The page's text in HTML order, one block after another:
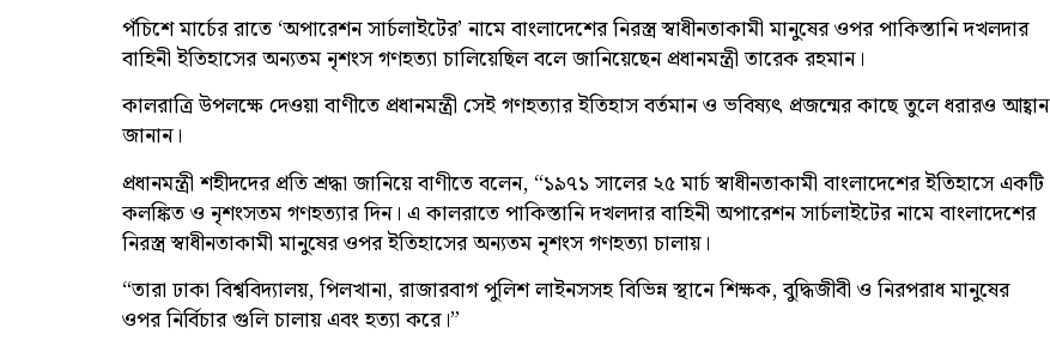
পঁচিশে মার্চের রাতে ‘অপারেশন সার্চলাইটের’ নামে বাংলাদেশের নিরস্ত্র স্বাধীনতাকামী মানুষের ওপর পাকিস্তানি দখলদার
বাহিনী ইতিহাসের অন্যতম নৃশংস গণহত্যা চালিয়েছিল বলে জানিয়েছেন প্রধানমন্ত্রী তারেক রহমান।
কালরাত্রি উপলক্ষে দেওয়া বাণীতে প্রধানমন্ত্রী সেই গণহত্যার ইতিহাস বর্তমান ও ভবিষ্যৎ প্রজন্মের কাছে তুলে ধরারও আহ্বান
জানান।
প্রধানমন্ত্রী শহীদদের প্রতি শ্রদ্ধা জানিয়ে বাণীতে বলেন, “১৯৭১ সালের ২৫ মার্চ স্বাধীনতাকামী বাংলাদেশের ইতিহাসে একটি
কলঙ্কিত ও নৃশংসতম গণহত্যার দিন। এ কালরাতে পাকিস্তানি দখলদার বাহিনী অপারেশন সার্চলাইটের নামে বাংলাদেশের
নিরস্ত্র স্বাধীনতাকামী মানুষের ওপর ইতিহাসের অন্যতম নৃশংস গণহত্যা চালায়।
“তারা ঢাকা বিশ্ববিদ্যালয়, পিলখানা, রাজারবাগ পুলিশ লাইনসসহ বিভিন্ন স্থানে শিক্ষক, বুদ্ধিজীবী ও নিরপরাধ মানুষের
ওপর নির্বিচার গুলি চালায় এবং হত্যা করে।”